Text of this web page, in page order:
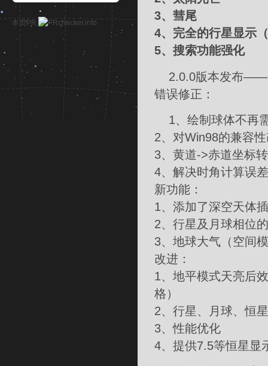
本页PR
3、彗尾
4、完全的行星显示
5、搜索功能强化
2.0.0版本发布
错误修正：
1、绘制球体不再
2、对Win98的兼容
3、黄道->赤道坐标
4、解决时角计算误差
新功能：
1、添加了深空天体
2、行星及月球相位
3、地球大气（空间
改进：
1、地平模式天亮后
格）
2、行星、月球、恒
3、性能优化
4、提供7.5等恒星显